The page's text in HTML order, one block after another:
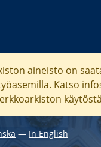
aineisto on
Katso
― In English